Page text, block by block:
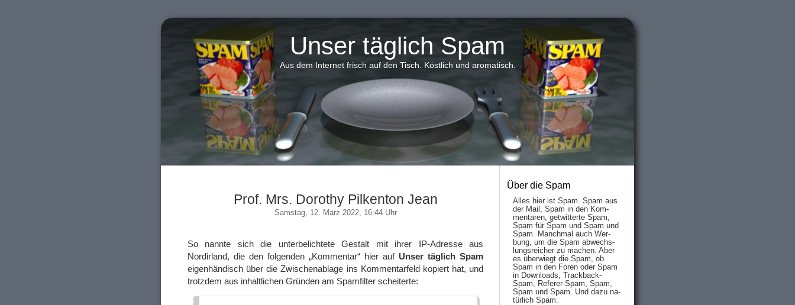
Unser täglich Spam
Aus dem Internet frisch auf den Tisch. Köstlich und aromatisch.
Prof. Mrs. Dorothy Pilkenton Jean
Samstag, 12. März 2022, 16:44 Uhr
So nannte sich die unterbelichtete Gestalt mit ihrer IP-Adresse aus
Nordirland, die den folgenden „Kommentar“ hier auf Unser täglich Spam
eigenhändisch über die Zwischenablage ins Kommentarfeld kopiert hat, und
trotzdem aus inhaltlichen Gründen am Spamfilter scheiterte:
Über die Spam
Alles hier ist Spam. Spam aus
der Mail, Spam in den Kom­
men­taren, ge­twit­ter­te Spam,
Spam für Spam und Spam und
Spam. Manch­mal auch Wer­
bung, um die Spam ab­wechs­
lungs­reich­er zu mach­en. Aber
es über­wiegt die Spam, ob
Spam in den Fo­ren oder Spam
in Down­loads, Track­back-
Spam, Re­fe­rer-Spam, Spam,
Spam und Spam. Und da­zu na­
tür­lich Spam.